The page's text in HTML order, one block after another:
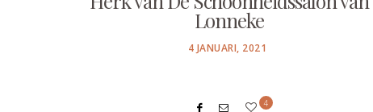
Lonneke
POSTED
4 JANUARI, 2021
4